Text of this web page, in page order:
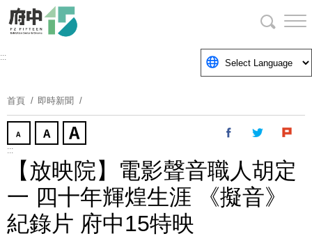
要
塊
:::
首頁 即時新聞
:::
【放映院】電影聲音職人胡定
一 四十年輝煌生涯 《擬音》
紀錄片 府中15特映